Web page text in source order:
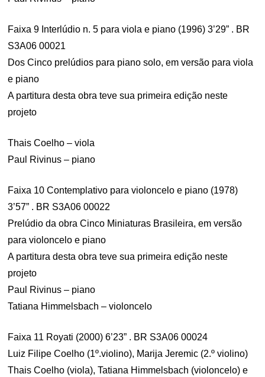
Faixa 9 Interlúdio n. 5 para viola e piano (1996) 3’29” . BR
S3A06 00021
Dos Cinco prelúdios para piano solo, em versão para viola
e piano
A partitura desta obra teve sua primeira edição neste
projeto
Thais Coelho – viola
Paul Rivinus – piano
Faixa 10 Contemplativo para violoncelo e piano (1978)
3’57” . BR S3A06 00022
Prelúdio da obra Cinco Miniaturas Brasileira, em versão
para violoncelo e piano
A partitura desta obra teve sua primeira edição neste
projeto
Paul Rivinus – piano
Tatiana Himmelsbach – violoncelo
Faixa 11 Royati (2000) 6’23” . BR S3A06 00024
Luiz Filipe Coelho (1º.violino), Marija Jeremic (2.º violino)
Thais Coelho (viola), Tatiana Himmelsbach (violoncelo) e